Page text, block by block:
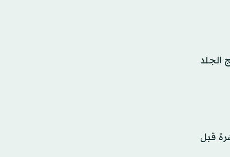
الجلد
قبل